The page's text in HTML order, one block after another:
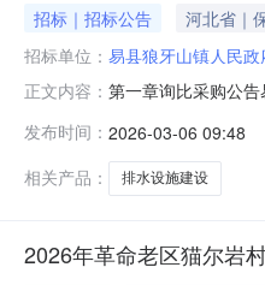
招标｜招标公告 河北省｜
招标单位： 易县狼牙山镇人民政
正文内容： 第一章询比采购公
容见工程量清单。
由采购人指定地点。
发布时间： 2026-03-06 09:48
相关产品：
排水设施建设
2026年革命老区猫尔岩